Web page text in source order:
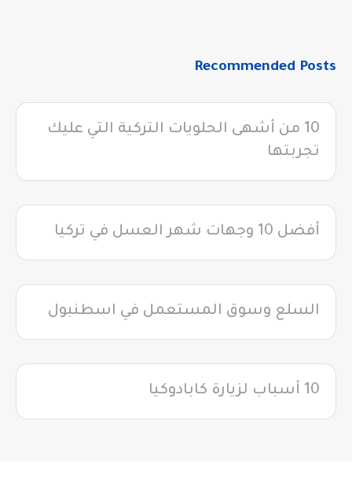
Recommended Posts
10 من أشهى الحلويات التركية التي عليك
تجربتها
أفضل 10 وجهات شهر العسل في تركيا
السلع وسوق المستعمل في اسطنبول
10 أسباب لزيارة كابادوكيا